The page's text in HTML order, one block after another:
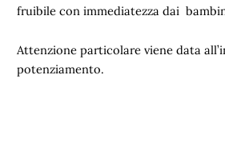
fruibile con immediatezza dai
Attenzione particolare viene data
potenziamento.